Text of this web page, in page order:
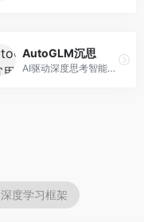
AutoGLM沉思
AI驱动深度思考智能体，专注于复杂推理任务。面向高级用户，提供深度分析、逻辑推理、决策支持等服务，推理能力强。
深度学习框架